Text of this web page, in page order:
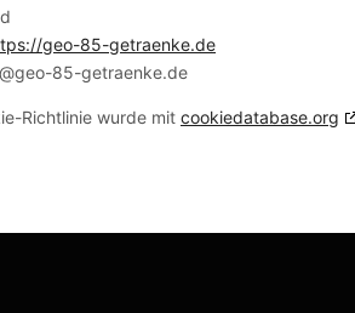
geo-85-getraenke.de
85-getraenke.de
Richtlinie wurde mit cookiedatabase.org